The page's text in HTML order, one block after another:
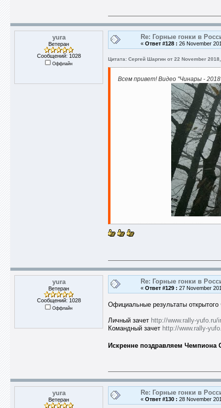
yura
Ветеран
Сообщений: 1028
Оффлайн
Re: Горные гонки в
« Ответ #128 : 26 November
Цитата: Сергей Шаргин от 22 November
Всем привет! Видео "Чинары -
yura
Ветеран
Сообщений: 1028
Оффлайн
Re: Горные гонки в
« Ответ #129 : 27 November
Официальные результаты открытого
Личный зачет http://www.rally-yufo.ru/
Командный зачет http://www.rally-
Искренне поздравляем Чемпиона
yura
Ветеран
Re: Горные гонки в
« Ответ #130 : 28 November